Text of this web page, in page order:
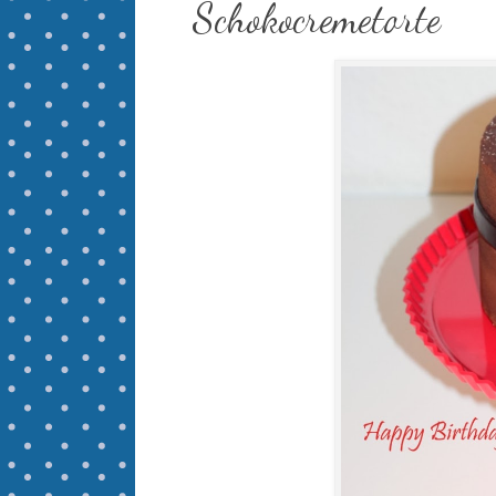
Schokocremetorte